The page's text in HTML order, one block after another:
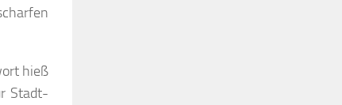
hieß
Stadt-